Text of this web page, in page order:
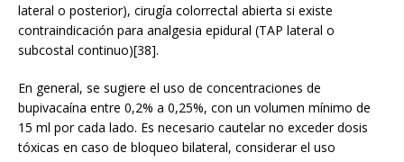
lateral o posterior), cirugía colorrectal abierta si existe
contraindicación para analgesia epidural (TAP lateral o
subcostal continuo)[38].
En general, se sugiere el uso de concentraciones de
bupivacaína entre 0,2% a 0,25%, con un volumen mínimo de
15 ml por cada lado. Es necesario cautelar no exceder dosis
tóxicas en caso de bloqueo bilateral, considerar el uso